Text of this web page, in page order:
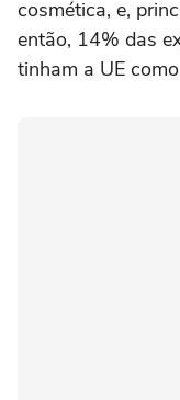
cosmética, e,
então, 14% das
tinham a UE